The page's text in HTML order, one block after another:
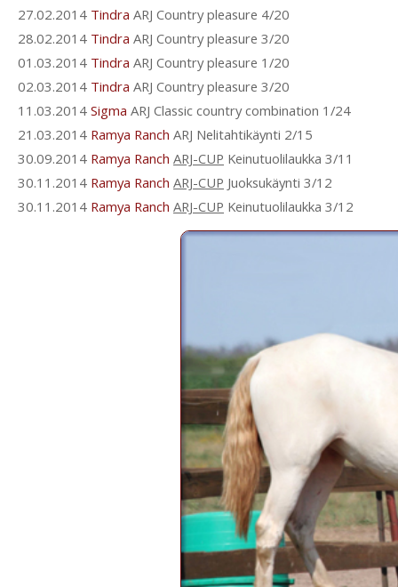
27.02.2014 Tindra ARJ Country pleasure 4/20
28.02.2014 Tindra ARJ Country pleasure 3/20
01.03.2014 Tindra ARJ Country pleasure 1/20
02.03.2014 Tindra ARJ Country pleasure 3/20
11.03.2014 Sigma ARJ Classic country combination 1/24
21.03.2014 Ramya Ranch ARJ Nelitahtikäynti 2/15
30.09.2014 Ramya Ranch ARJ-CUP Keinutuolilaukka 3/11
30.11.2014 Ramya Ranch ARJ-CUP Juoksukäynti 3/12
30.11.2014 Ramya Ranch ARJ-CUP Keinutuolilaukka 3/12